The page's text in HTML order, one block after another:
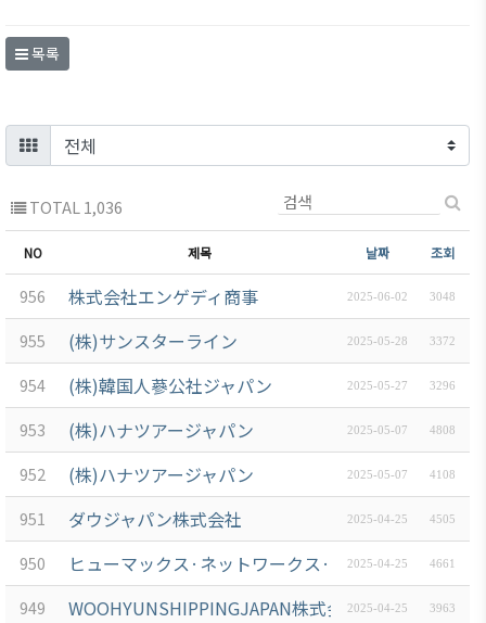
부
웹 접
근성
FAQ
기
관
사이트
목록
TOTAL 1,036
NO 제목 날짜 조회
956 株式会社エンゲディ商事 2025-06-02 3048
955 (株)サンスターライン 2025-05-28 3372
954 (株)韓国人蔘公社ジャパン 2025-05-27 3296
953 (株)ハナツアージャパン 2025-05-07 4808
952 (株)ハナツアージャパン 2025-05-07 4108
951 ダウジャパン株式会社 2025-04-25 4505
950 ヒューマックス·ネットワークス·ジャパン株式会社
2025-04-25 4661
949 WOOHYUNSHIPPINGJAPAN株式会社2025-04-25 3963